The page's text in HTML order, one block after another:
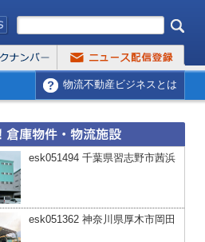
物流不動産ビジネスとは
esk051494 千葉県習志野市茜浜
esk051362 神奈川県厚木市岡田